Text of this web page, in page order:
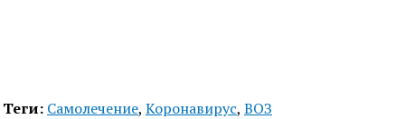
Теги: Самолечение, Коронавирус, ВОЗ